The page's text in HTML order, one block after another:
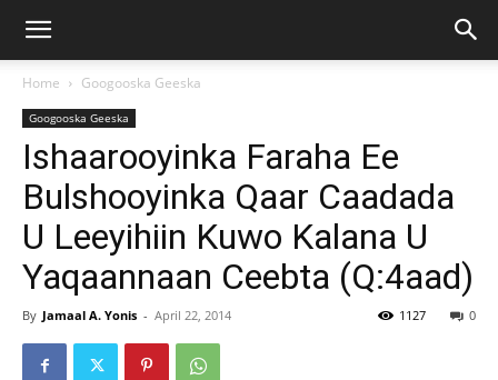
Home Googooska Geeska
Googooska Geeska
Ishaarooyinka Faraha Ee
Bulshooyinka Qaar Caadada
U Leeyihiin Kuwo Kalana U
Yaqaannaan Ceebta (Q:4aad)
By Jamaal A. Yonis - April 22, 2014 0
1127